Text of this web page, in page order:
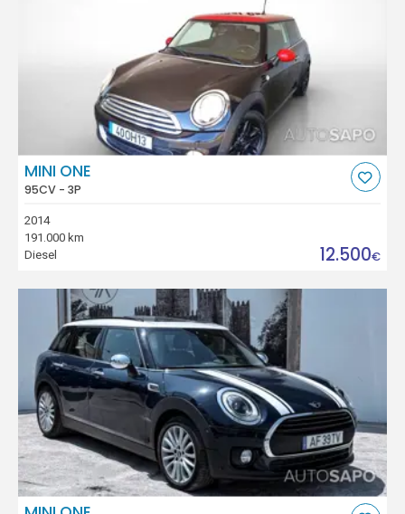
MINI ONE
95CV - 3P
2014
191.000 km
Diesel
12.500€